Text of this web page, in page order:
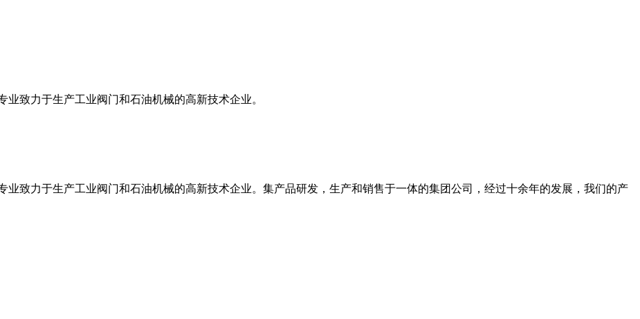
致力于生产工业阀门和石油机械的高新技术企业。
业致力于生产工业阀门和石油机械的高新技术企业。集产品研发，生产和销售于一体的集团公司，经过十余年的发展，我们的产